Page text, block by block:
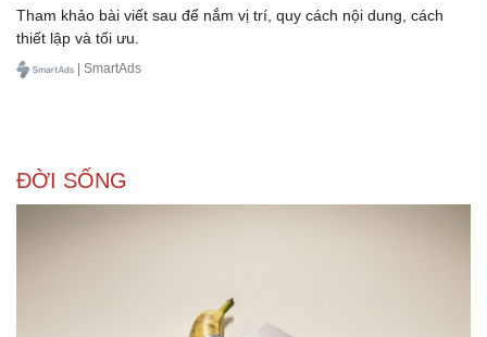
Tham khảo bài viết sau để nắm vị trí, quy cách nội dung, cách
thiết lập và tối ưu.
| SmartAds
ĐỜI SỐNG